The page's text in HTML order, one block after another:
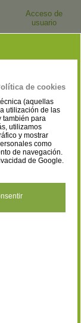
Acceso de
usuario
(1)
(1)
de cookies
(aquellas
utilización de las
también para
utilizamos
y mostrar
como
de navegación.
de Google.